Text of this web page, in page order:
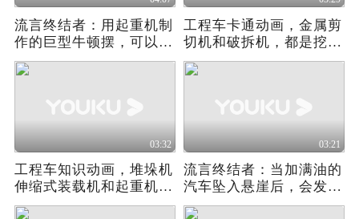
流言终结者：用起重机制
作的巨型牛顿摆，可以正
常摆动起来吗
工程车卡通动画，金属剪
切机和破拆机，都是挖掘
机吗
03:32
工程车知识动画，堆垛机
伸缩式装载机和起重机，
是同一种工程车吗
03:21
流言终结者：当加满油的
汽车坠入悬崖后，会发生
爆炸吗